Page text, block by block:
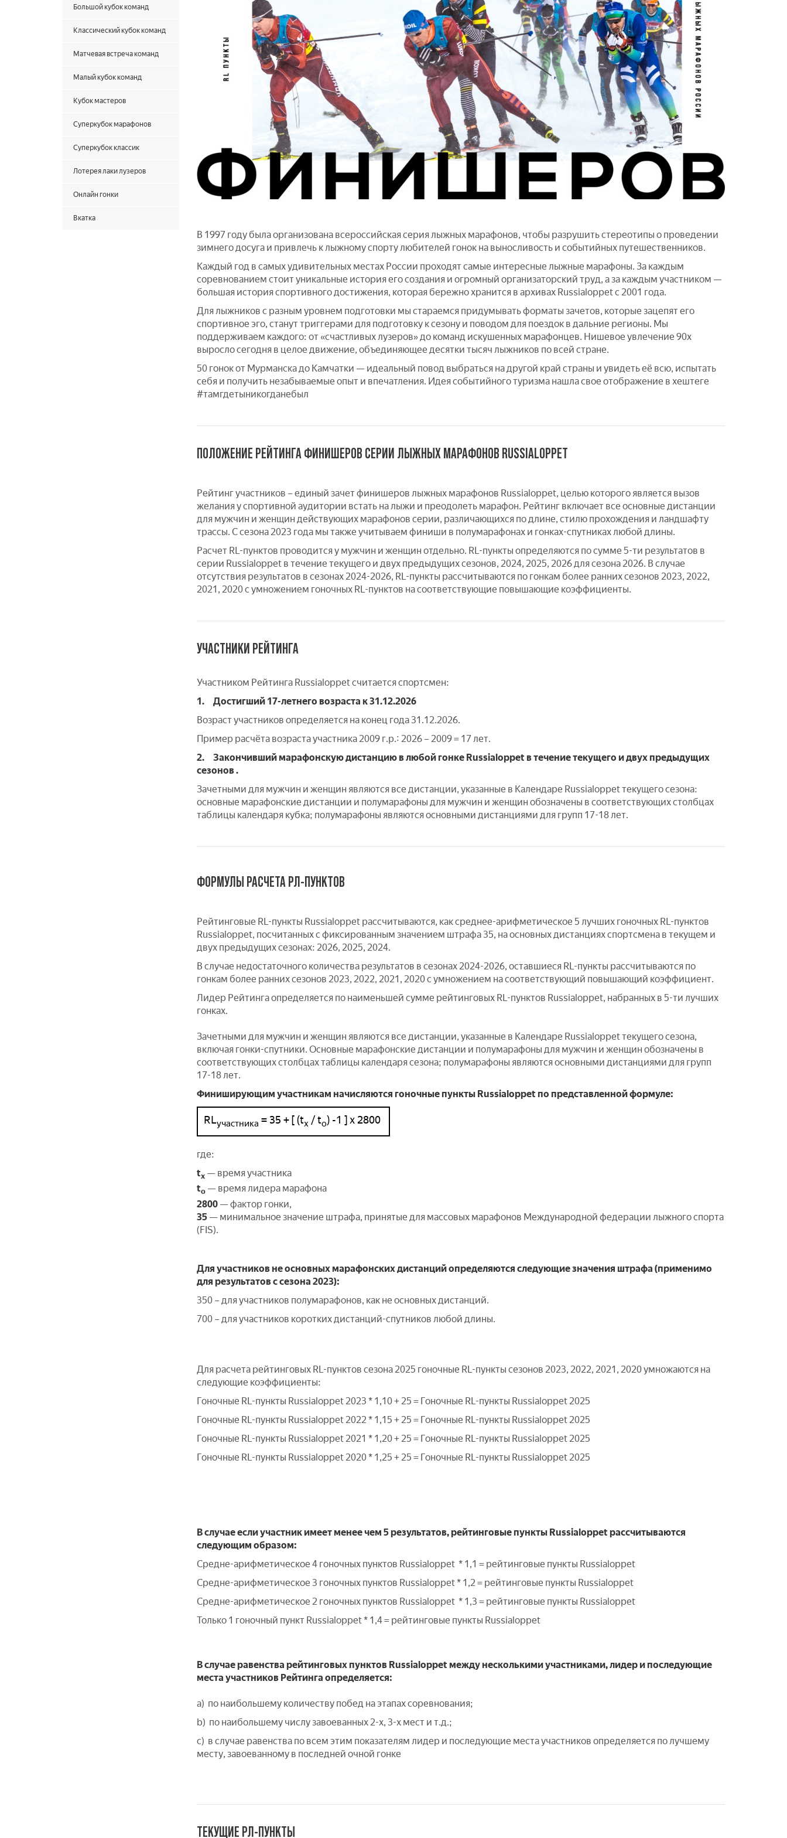
Большой кубок команд
Классический кубок команд
Матчевая встреча команд
Малый кубок команд
Кубок мастеров
Суперкубок марафонов
Суперкубок классик
Лотерея лаки лузеров
Онлайн гонки
Вкатка
В 1997 году была организована всероссийская серия лыжных марафонов, чтобы разрушить стереотипы о проведении
зимнего досуга и привлечь к лыжному спорту любителей гонок на выносливость и событийных путешественников.
Каждый год в самых удивительных местах России проходят самые интересные лыжные марафоны. За каждым
соревнованием стоит уникальные история его создания и огромный организаторский труд, а за каждым участником —
большая история спортивного достижения, которая бережно хранится в архивах Russialoppet с 2001 года.
Для лыжников с разным уровнем подготовки мы стараемся придумывать форматы зачетов, которые зацепят его
спортивное эго, станут триггерами для подготовку к сезону и поводом для поездок в дальние регионы. Мы
поддерживаем каждого: от «счастливых лузеров» до команд искушенных марафонцев. Нишевое увлечение 90х
выросло сегодня в целое движение, объединяющее десятки тысяч лыжников по всей стране.
50 гонок от Мурманска до Камчатки — идеальный повод выбраться на другой край страны и увидеть её всю, испытать
себя и получить незабываемые опыт и впечатления. Идея событийного туризма нашла свое отображение в хештеге
#тамгдетыникогданебыл
ПОЛОЖЕНИЕ РЕЙТИНГА ФИНИШЕРОВ СЕРИИ ЛЫЖНЫХ МАРАФОНОВ RUSSIALOPPET
Рейтинг участников – единый зачет финишеров лыжных марафонов Russialoppet, целью которого является вызов
желания у спортивной аудитории встать на лыжи и преодолеть марафон. Рейтинг включает все основные дистанции
для мужчин и женщин действующих марафонов серии, различающихся по длине, стилю прохождения и ландшафту
трассы. С сезона 2023 года мы также учитываем финиши в полумарафонах и гонках-спутниках любой длины.
Расчет RL-пунктов проводится у мужчин и женщин отдельно. RL-пункты определяются по сумме 5-ти результатов в
серии Russialoppet в течение текущего и двух предыдущих сезонов, 2024, 2025, 2026 для сезона 2026. В случае
отсутствия результатов в сезонах 2024-2026, RL-пункты рассчитываются по гонкам более ранних сезонов 2023, 2022,
2021, 2020 с умножением гоночных RL-пунктов на соответствующие повышающие коэффициенты.
УЧАСТНИКИ РЕЙТИНГА
Участником Рейтинга Russialoppet считается спортсмен:
1.
Достигший 17-летнего возраста к 31.12.2026
Возраст участников определяется на конец года 31.12.2026.
Пример расчёта возраста участника 2009 г.р.: 2026 – 2009 = 17 лет.
2.
Закончивший марафонскую дистанцию в любой гонке Russialoppet в течение текущего и двух предыдущих
сезонов .
Зачетными для мужчин и женщин являются все дистанции, указанные в Календаре Russialoppet текущего сезона:
основные марафонские дистанции и полумарафоны для мужчин и женщин обозначены в соответствующих столбцах
таблицы календаря кубка; полумарафоны являются основными дистанциями для групп 17-18 лет.
ФОРМУЛЫ РАСЧЕТА РЛ-ПУНКТОВ
Рейтинговые RL-пункты Russialoppet рассчитываются, как среднее-арифметическое 5 лучших гоночных RL-пунктов
Russialoppet, посчитанных с фиксированным значением штрафа 35, на основных дистанциях спортсмена в текущем и
двух предыдущих сезонах: 2026, 2025, 2024.
В случае недостаточного количества результатов в сезонах 2024-2026, оставшиеся RL-пункты рассчитываются по
гонкам более ранних сезонов 2023, 2022, 2021, 2020 с умножением на соответствующий повышающий коэффициент.
Лидер Рейтинга определяется по наименьшей сумме рейтинговых RL-пунктов Russialoppet, набранных в 5-ти лучших
гонках.
Зачетными для мужчин и женщин являются все дистанции, указанные в Календаре Russialoppet текущего сезона,
включая гонки-спутники. Основные марафонские дистанции и полумарафоны для мужчин и женщин обозначены в
соответствующих столбцах таблицы календаря сезона; полумарафоны являются основными дистанциями для групп
17-18 лет.
Финиширующим участникам начисляются гоночные пункты Russialoppet по представленной формуле:
RLучастника = 35 + [ (tх / tо) -1 ] x 2800
где:
tх — время участника
tо — время лидера марафона
2800 — фактор гонки,
35 — минимальное значение штрафа, принятые для массовых марафонов Международной федерации лыжного спорта
(FIS).
Для участников не основных марафонских дистанций определяются следующие значения штрафа (применимо
для результатов с сезона 2023):
350 – для участников полумарафонов, как не основных дистанций.
700 – для участников коротких дистанций-спутников любой длины.
Для расчета рейтинговых RL-пунктов сезона 2025 гоночные RL-пункты сезонов 2023, 2022, 2021, 2020 умножаются на
следующие коэффициенты:
Гоночные RL-пункты Russialoppet 2023 * 1,10 + 25 = Гоночные RL-пункты Russialoppet 2025
Гоночные RL-пункты Russialoppet 2022 * 1,15 + 25 = Гоночные RL-пункты Russialoppet 2025
Гоночные RL-пункты Russialoppet 2021 * 1,20 + 25 = Гоночные RL-пункты Russialoppet 2025
Гоночные RL-пункты Russialoppet 2020 * 1,25 + 25 = Гоночные RL-пункты Russialoppet 2025
В случае если участник имеет менее чем 5 результатов, рейтинговые пункты Russialoppet рассчитываются
следующим образом:
Средне-арифметическое 4 гоночных пунктов Russialoppet * 1,1 = рейтинговые пункты Russialoppet
Средне-арифметическое 3 гоночных пунктов Russialoppet * 1,2 = рейтинговые пункты Russialoppet
Средне-арифметическое 2 гоночных пунктов Russialoppet * 1,3 = рейтинговые пункты Russialoppet
Только 1 гоночный пункт Russialoppet * 1,4 = рейтинговые пункты Russialoppet
В случае равенства рейтинговых пунктов Russialoppet между несколькими участниками, лидер и последующие
места участников Рейтинга определяется:
a) по наибольшему количеству побед на этапах соревнования;
b) по наибольшему числу завоеванных 2-х, 3-х мест и т.д.;
c) в случае равенства по всем этим показателям лидер и последующие места участников определяется по лучшему
месту, завоеванному в последней очной гонке
ТЕКУЩИЕ РЛ-ПУНКТЫ